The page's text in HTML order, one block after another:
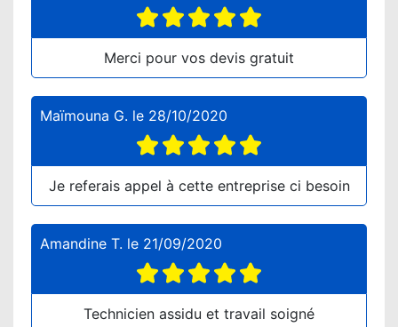
Merci pour vos devis gratuit
Maïmouna G. le 28/10/2020
Je referais appel à cette entreprise ci besoin
Amandine T. le 21/09/2020
Technicien assidu et travail soigné